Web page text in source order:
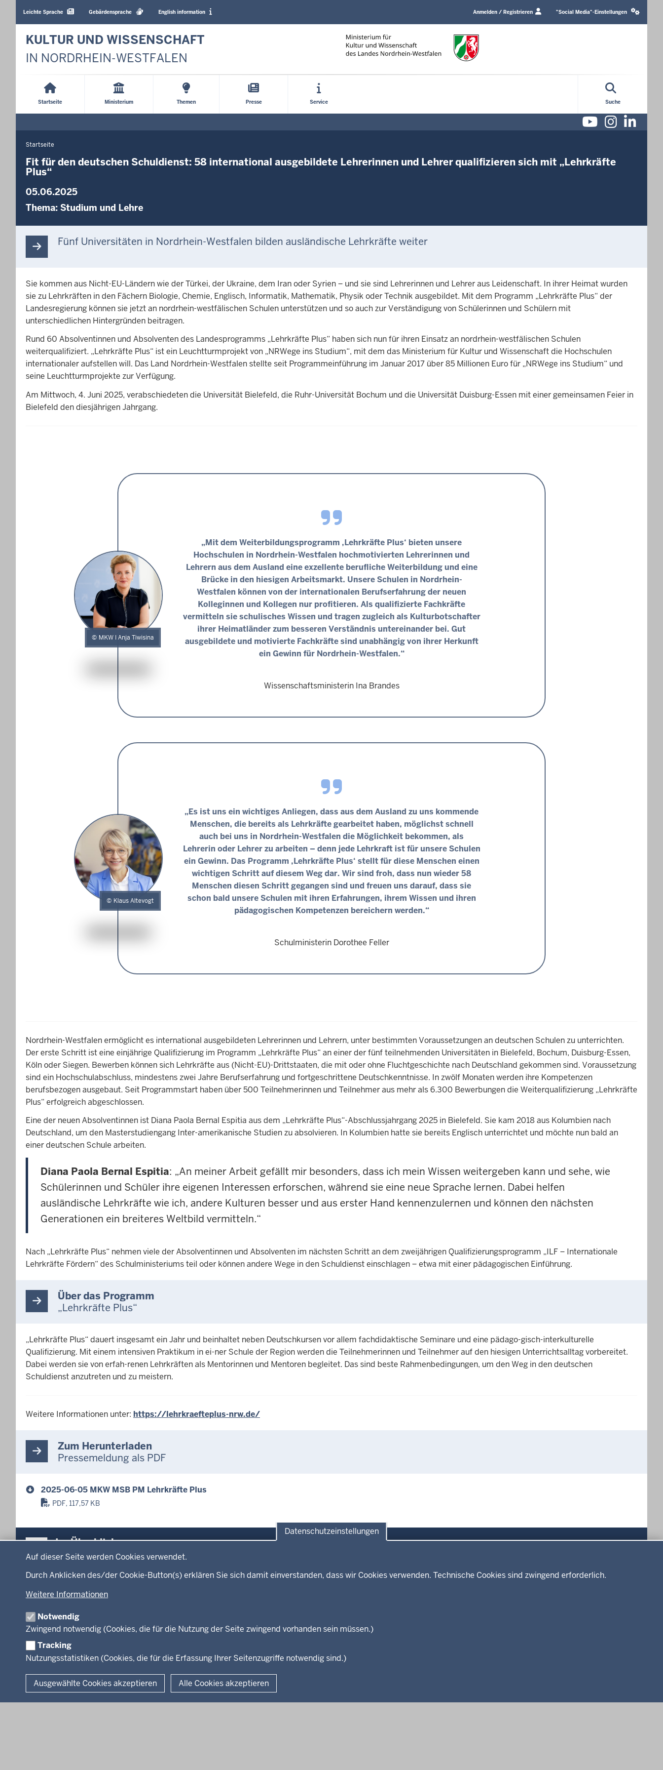
Datenschutzeinstellungen
Auf dieser Seite werden Cookies verwendet.
Durch Anklicken des/der Cookie-Button(s) erklären Sie sich damit einverstanden, dass wir Cookies verwenden. Technische Cookies sind zwingend erforderlich.
Weitere Informationen
Notwendig
Zwingend notwendig (Cookies, die für die Nutzung der Seite zwingend vorhanden sein müssen.)
Tracking
Nutzungsstatistiken (Cookies, die für die Erfassung Ihrer Seitenzugriffe notwendig sind.)
Ausgewählte Cookies akzeptieren Alle Cookies akzeptieren
Sprachen
Leichte Sprache Gebärdensprache English information Anmelden / Registrieren
media
"Social Media"-Einstellungen
KULTUR UND WISSENSCHAFT
IN NORDRHEIN-WESTFALEN
Startseite Ministerium Themen Presse Service Suche
Youtube
Sie
befinden
sich
Startseite
Fit für den deutschen Schuldienst: 58 international ausgebildete Lehrerinnen und Lehrer qualifizieren sich mit „Lehrkräfte
Plus“
05.06.2025
Thema: Studium und Lehre
Fünf Universitäten in Nordrhein-Westfalen bilden ausländische Lehrkräfte weiter
Sie kommen aus Nicht-EU-Ländern wie der Türkei, der Ukraine, dem Iran oder Syrien – und sie sind Lehrerinnen und Lehrer aus Leidenschaft. In ihrer Heimat wurden
sie zu Lehrkräften in den Fächern Biologie, Chemie, Englisch, Informatik, Mathematik, Physik oder Technik ausgebildet. Mit dem Programm „Lehrkräfte Plus“ der
Landesregierung können sie jetzt an nordrhein-westfälischen Schulen unterstützen und so auch zur Verständigung von Schülerinnen und Schülern mit
unterschiedlichen Hintergründen beitragen.
Rund 60 Absolventinnen und Absolventen des Landesprogramms „Lehrkräfte Plus“ haben sich nun für ihren Einsatz an nordrhein-westfälischen Schulen
weiterqualifiziert. „Lehrkräfte Plus“ ist ein Leuchtturmprojekt von „NRWege ins Studium“, mit dem das Ministerium für Kultur und Wissenschaft die Hochschulen
internationaler aufstellen will. Das Land Nordrhein-Westfalen stellte seit Programmeinführung im Januar 2017 über 85 Millionen Euro für „NRWege ins Studium“ und
seine Leuchtturmprojekte zur Verfügung.
Am Mittwoch, 4. Juni 2025, verabschiedeten die Universität Bielefeld, die Ruhr-Universität Bochum und die Universität Duisburg-Essen mit einer gemeinsamen Feier in
Bielefeld den diesjährigen Jahrgang.
MKW I Anja Tiwisina
„Mit dem Weiterbildungsprogramm ‚Lehrkräfte Plus‘ bieten unsere
Hochschulen in Nordrhein-Westfalen hochmotivierten Lehrerinnen und
Lehrern aus dem Ausland eine exzellente berufliche Weiterbildung und eine
Brücke in den hiesigen Arbeitsmarkt. Unsere Schulen in Nordrhein-
Westfalen können von der internationalen Berufserfahrung der neuen
Kolleginnen und Kollegen nur profitieren. Als qualifizierte Fachkräfte
vermitteln sie schulisches Wissen und tragen zugleich als Kulturbotschafter
ihrer Heimatländer zum besseren Verständnis untereinander bei. Gut
ausgebildete und motivierte Fachkräfte sind unabhängig von ihrer Herkunft
ein Gewinn für Nordrhein-Westfalen.“
Wissenschaftsministerin Ina Brandes
Klaus Altevogt
„Es ist uns ein wichtiges Anliegen, dass aus dem Ausland zu uns kommende
Menschen, die bereits als Lehrkräfte gearbeitet haben, möglichst schnell
auch bei uns in Nordrhein-Westfalen die Möglichkeit bekommen, als
Lehrerin oder Lehrer zu arbeiten – denn jede Lehrkraft ist für unsere Schulen
ein Gewinn. Das Programm ‚Lehrkräfte Plus‘ stellt für diese Menschen einen
wichtigen Schritt auf diesem Weg dar. Wir sind froh, dass nun wieder 58
Menschen diesen Schritt gegangen sind und freuen uns darauf, dass sie
schon bald unsere Schulen mit ihren Erfahrungen, ihrem Wissen und ihren
pädagogischen Kompetenzen bereichern werden.“
Schulministerin Dorothee Feller
Nordrhein-Westfalen ermöglicht es international ausgebildeten Lehrerinnen und Lehrern, unter bestimmten Voraussetzungen an deutschen Schulen zu unterrichten.
Der erste Schritt ist eine einjährige Qualifizierung im Programm „Lehrkräfte Plus“ an einer der fünf teilnehmenden Universitäten in Bielefeld, Bochum, Duisburg-Essen,
Köln oder Siegen. Bewerben können sich Lehrkräfte aus (Nicht-EU)-Drittstaaten, die mit oder ohne Fluchtgeschichte nach Deutschland gekommen sind. Voraussetzung
sind ein Hochschulabschluss, mindestens zwei Jahre Berufserfahrung und fortgeschrittene Deutschkenntnisse. In zwölf Monaten werden ihre Kompetenzen
berufsbezogen ausgebaut. Seit Programmstart haben über 500 Teilnehmerinnen und Teilnehmer aus mehr als 6.300 Bewerbungen die Weiterqualifizierung „Lehrkräfte
Plus“ erfolgreich abgeschlossen.
Eine der neuen Absolventinnen ist Diana Paola Bernal Espitia aus dem „Lehrkräfte Plus“-Abschlussjahrgang 2025 in Bielefeld. Sie kam 2018 aus Kolumbien nach
Deutschland, um den Masterstudiengang Inter-amerikanische Studien zu absolvieren. In Kolumbien hatte sie bereits Englisch unterrichtet und möchte nun bald an
einer deutschen Schule arbeiten.
Diana Paola Bernal Espitia: „An meiner Arbeit gefällt mir besonders, dass ich mein Wissen weitergeben kann und sehe, wie
Schülerinnen und Schüler ihre eigenen Interessen erforschen, während sie eine neue Sprache lernen. Dabei helfen
ausländische Lehrkräfte wie ich, andere Kulturen besser und aus erster Hand kennenzulernen und können den nächsten
Generationen ein breiteres Weltbild vermitteln.“
Nach „Lehrkräfte Plus“ nehmen viele der Absolventinnen und Absolventen im nächsten Schritt an dem zweijährigen Qualifizierungsprogramm „ILF – Internationale
Lehrkräfte Fördern“ des Schulministeriums teil oder können andere Wege in den Schuldienst einschlagen – etwa mit einer pädagogischen Einführung.
Über das Programm
„Lehrkräfte Plus“
„Lehrkräfte Plus“ dauert insgesamt ein Jahr und beinhaltet neben Deutschkursen vor allem fachdidaktische Seminare und eine pädago-gisch-interkulturelle
Qualifizierung. Mit einem intensiven Praktikum in ei-ner Schule der Region werden die Teilnehmerinnen und Teilnehmer auf den hiesigen Unterrichtsalltag vorbereitet.
Dabei werden sie von erfah-renen Lehrkräften als Mentorinnen und Mentoren begleitet. Das sind beste Rahmenbedingungen, um den Weg in den deutschen
Schuldienst anzutreten und zu meistern.
Weitere Informationen unter: https://lehrkraefteplus-nrw.de/
Zum Herunterladen
Pressemeldung als PDF
2025-06-05 MKW MSB PM Lehrkräfte Plus
PDF, 117,57 KB
Im Überblick
Inhalt
Menü
der
Fußzeile
Rechtsgrundlagen
Weiterbildung